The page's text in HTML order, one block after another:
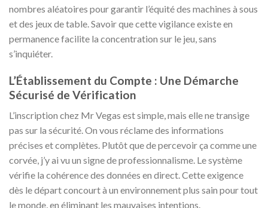
nombres aléatoires pour garantir l’équité des machines à sous
et des jeux de table. Savoir que cette vigilance existe en
permanence facilite la concentration sur le jeu, sans
s’inquiéter.
L’Établissement du Compte : Une Démarche
Sécurisé de Vérification
L’inscription chez Mr Vegas est simple, mais elle ne transige
pas sur la sécurité. On vous réclame des informations
précises et complètes. Plutôt que de percevoir ça comme une
corvée, j’y ai vu un signe de professionnalisme. Le système
vérifie la cohérence des données en direct. Cette exigence
dès le départ concourt à un environnement plus sain pour tout
le monde, en éliminant les mauvaises intentions.